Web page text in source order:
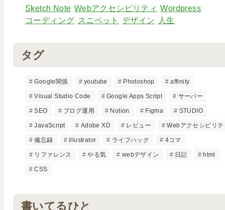
Sketch Note Webアクセシビリティ Wordpress
コーディング スニペット デザイン 人生
タグ
Google関係 youtube Photoshop affinity
Visual Studio Code Google Apps Script サーバー
SEO ブログ運用 Notion Figma STUDIO
JavaScript Adobe XD レビュー Webアクセシビリテ
備忘録 illustrator ライフハック 4コマ
リファレンス やる気 webデザイン 日記 html
CSS
書いてるひと